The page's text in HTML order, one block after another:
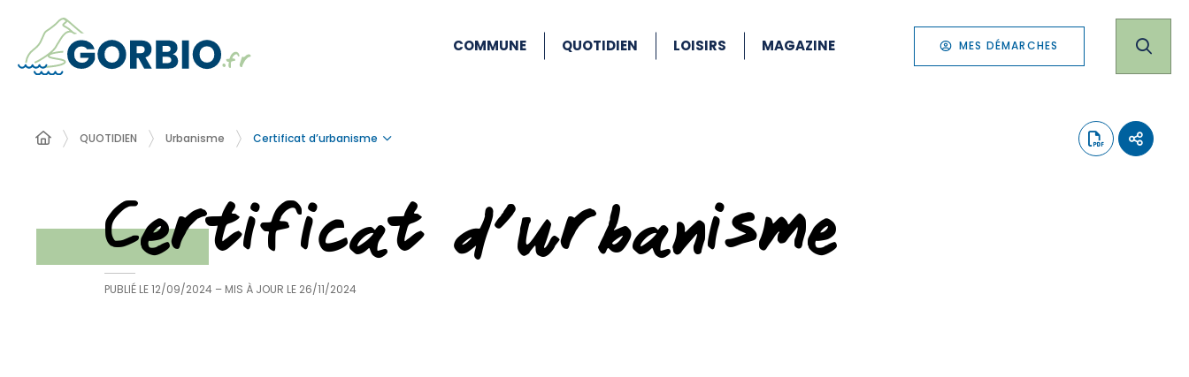
COMMUNE QUOTIDIEN LOISIRS MAGAZINE MES DÉMARCHES
QUOTIDIEN Urbanisme Certificat d’urbanisme
Certificat d’urbanisme
PUBLIÉ LE12/09/2024 – MIS À JOUR LE 26/11/2024